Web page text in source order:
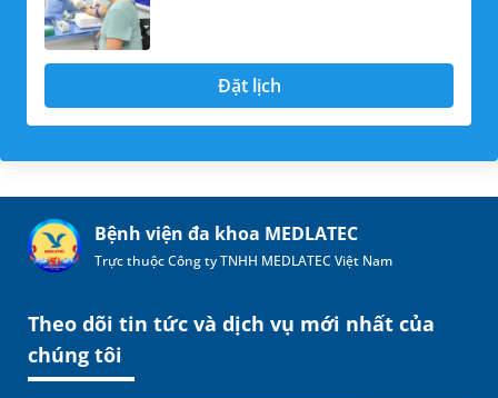
Đặt lịch
Bệnh viện đa khoa MEDLATEC
Trực thuộc Công ty TNHH MEDLATEC Việt Nam
Theo dõi tin tức và dịch vụ mới nhất của
chúng tôi